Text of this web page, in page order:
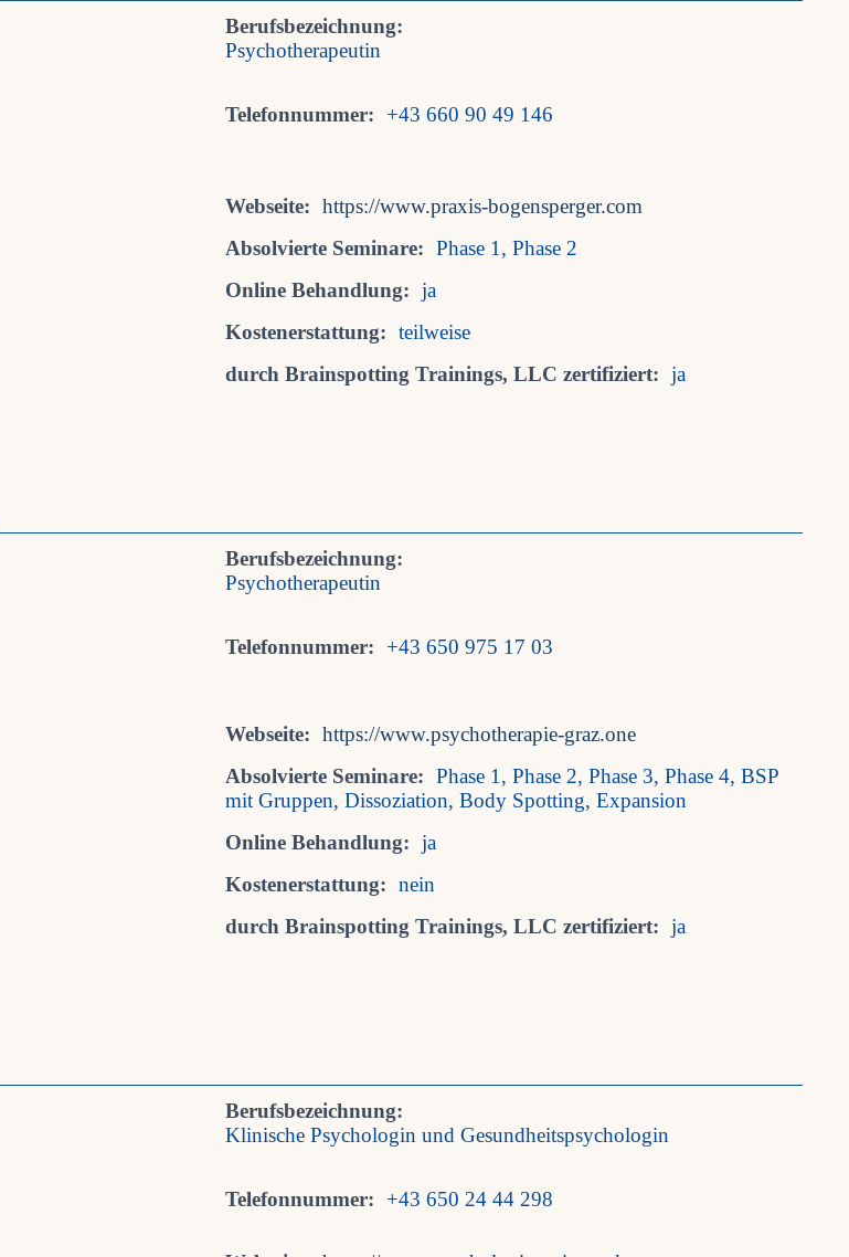
Berufsbezeichnung:
Psychotherapeutin
Telefonnummer: +43 660 90 49 146
Webseite: https://www.praxis-bogensperger.com
Absolvierte Seminare: Phase 1, Phase 2
Online Behandlung: ja
Kostenerstattung: teilweise
durch Brainspotting Trainings, LLC zertifiziert: ja
Berufsbezeichnung:
Psychotherapeutin
Telefonnummer: +43 650 975 17 03
Webseite: https://www.psychotherapie-graz.one
Absolvierte Seminare: Phase 1, Phase 2, Phase 3, Phase 4, BSP
mit Gruppen, Dissoziation, Body Spotting, Expansion
Online Behandlung: ja
Kostenerstattung: nein
durch Brainspotting Trainings, LLC zertifiziert: ja
Berufsbezeichnung:
Klinische Psychologin und Gesundheitspsychologin
Telefonnummer: +43 650 24 44 298